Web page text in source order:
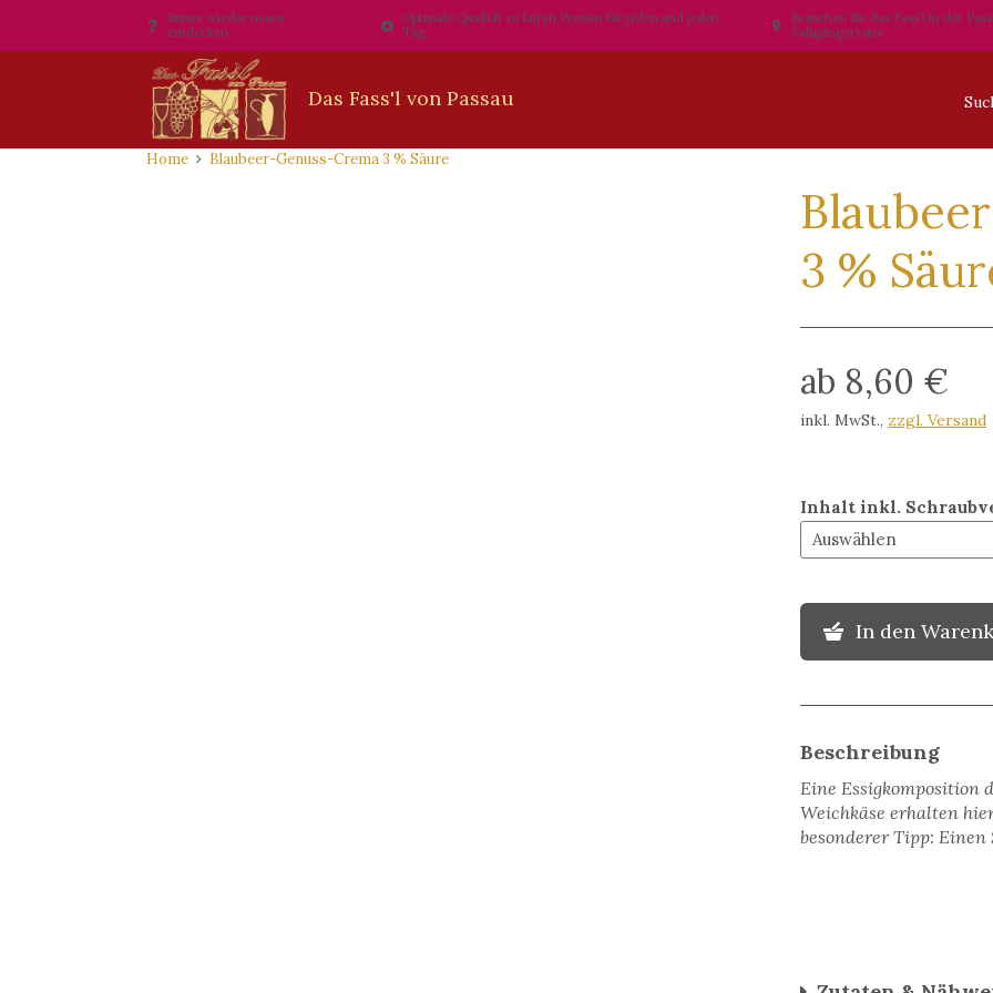
Immer wieder neues
entdecken
Optimale Qualität zu fairen Preisen für jeden und jeden
Tag
Besuchen Sie das Fass´l in der
Fußgängerzone
Home Blaubeer-Genuss-Crema 3 % Säure
3 %
ab 8,60 €
inkl. MwSt., zzgl. Versand
Inhalt inkl.
In den
Beschreibung
Eine Essigkomposition
Weichkäse erhalten
besonderer Tipp: